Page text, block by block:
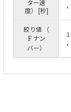
ター速
度） [秒]
,
絞り値 （
Fナン
バー）
,